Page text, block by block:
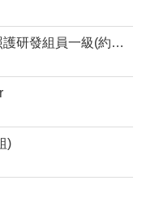
臺北市立聯合醫院院本部社區數位照護研發組員一級(約用)管理師(系統分析設計)1150632
)